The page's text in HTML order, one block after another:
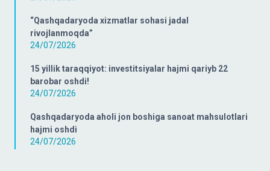
“Qashqadaryoda xizmatlar sohasi jadal
rivojlanmoqda”
24/07/2026
15 yillik taraqqiyot: investitsiyalar hajmi qariyb 22
barobar oshdi!
24/07/2026
Qashqadaryoda aholi jon boshiga sanoat mahsulotlari
hajmi oshdi
24/07/2026